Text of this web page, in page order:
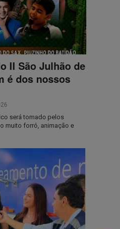
II São Julhão de
é dos nossos
será tomado pelos
muito forró, animação e